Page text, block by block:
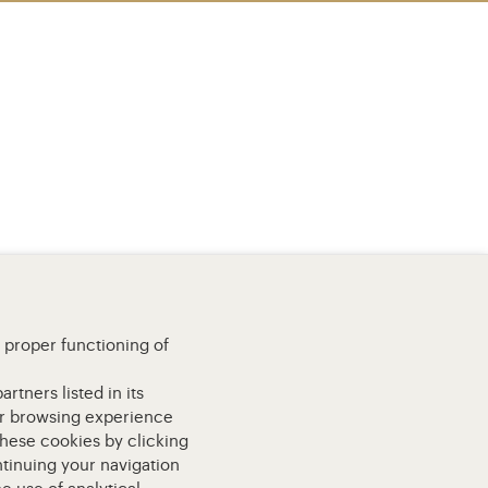
proper functioning of
listed in its
browsing experience
cookies by clicking
your navigation